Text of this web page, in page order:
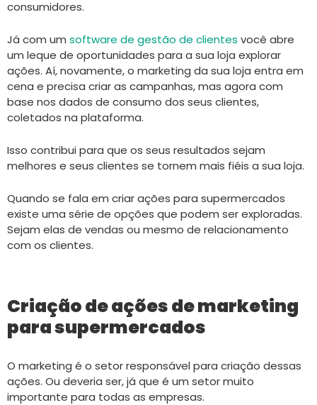
consumidores.
Já com um software de gestão de clientes você abre
um leque de oportunidades para a sua loja explorar
ações. Aí, novamente, o marketing da sua loja entra em
cena e precisa criar as campanhas, mas agora com
base nos dados de consumo dos seus clientes,
coletados na plataforma.
Isso contribui para que os seus resultados sejam
melhores e seus clientes se tornem mais fiéis a sua loja.
Quando se fala em criar ações para supermercados
existe uma série de opções que podem ser exploradas.
Sejam elas de vendas ou mesmo de relacionamento
com os clientes.
Criação de ações de marketing
para supermercados
O marketing é o setor responsável para criação dessas
ações. Ou deveria ser, já que é um setor muito
importante para todas as empresas.